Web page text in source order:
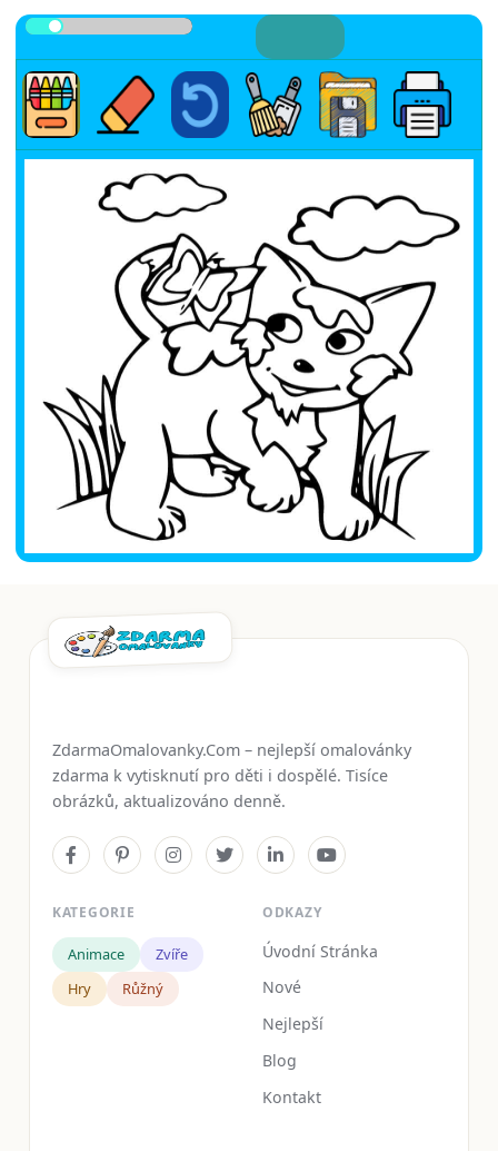
ZdarmaOmalovanky.Com – nejlepší omalovánky
zdarma k vytisknutí pro děti i dospělé. Tisíce
obrázků, aktualizováno denně.
KATEGORIE
Animace
Zvíře
Hry
Růžný
ODKAZY
Úvodní Stránka
Nové
Nejlepší
Blog
Kontakt